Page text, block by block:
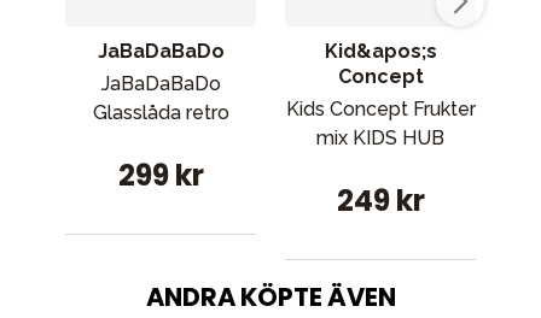
JaBaDaBaDo
JaBaDaBaDo
Glasslåda retro
299 kr
Kid&apos;s
Concept
Kids Concept Frukter
mix KIDS HUB
249 kr
ANDRA KÖPTE ÄVEN